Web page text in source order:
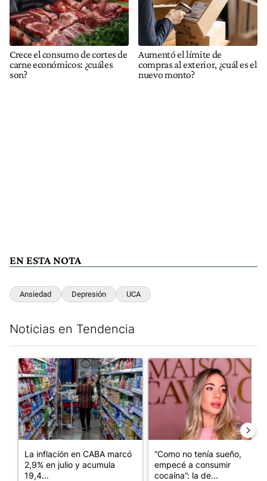
Crece el consumo de cortes de
carne económicos: ¿cuáles
son?
Aumentó el límite de
compras al exterior, ¿cuál es el
nuevo monto?
EN ESTA NOTA
Ansiedad Depresión UCA
Noticias en Tendencia
Un artículo de tendencia con el título "La inflación en CABA
La inflación en CABA marcó
2,9% en julio y acumula
19,4...
Un artículo de tendencia con
“Como no tenía sueño,
empecé a consumir
cocaína”: la de...